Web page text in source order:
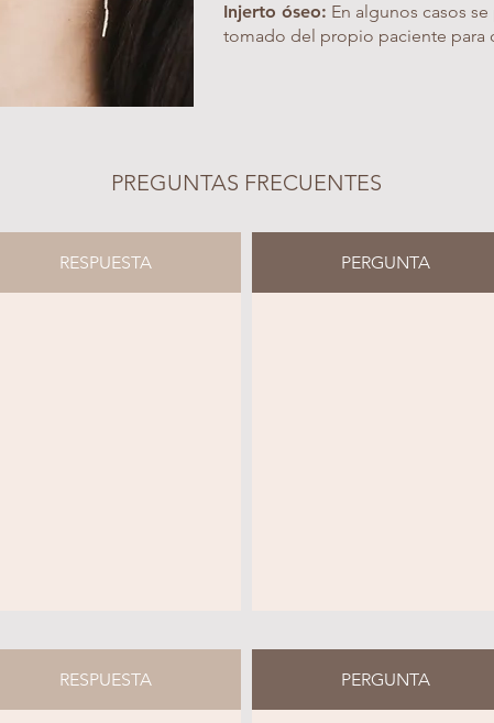
Injerto óseo: En algunos casos
tomado del propio paciente para
PREGUNTAS FRECUENTES
RESPUESTA PERGUNTA
RESPUESTA PERGUNTA